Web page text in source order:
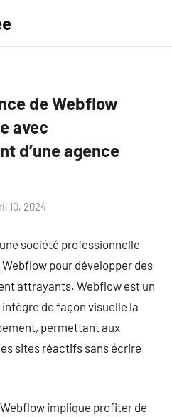
de Webflow
avec
d’une agence
10, 2024
société professionnelle
pour développer des
attrayants. Webflow est un
de façon visuelle la
permettant aux
sites réactifs sans écrire
implique profiter de